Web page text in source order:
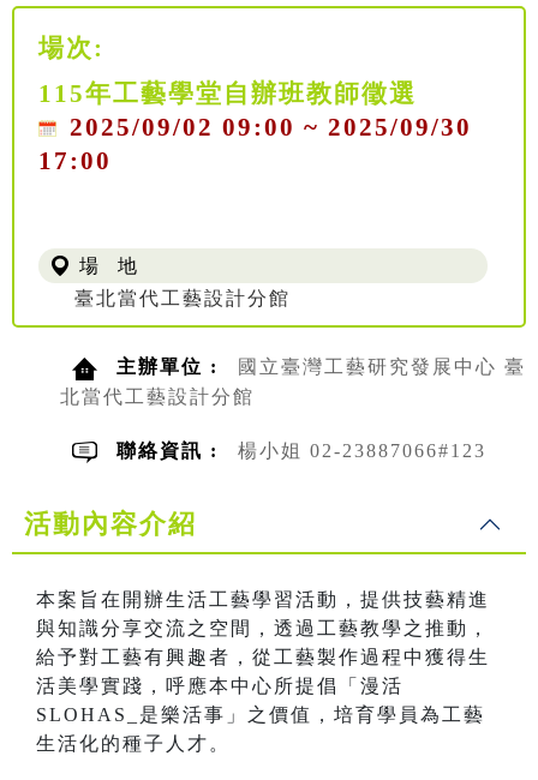
場次:
115年工藝學堂自辦班教師徵選
2025/09/02 09:00 ~ 2025/09/30
17:00
場 地
臺北當代工藝設計分館
主辦單位 :
國立臺灣工藝研究發展中心 臺
北當代工藝設計分館
聯絡資訊 : 楊小姐 02-23887066#123
活動內容介紹
本案旨在開辦生活工藝學習活動，提供技藝精進
與知識分享交流之空間，透過工藝教學之推動，
給予對工藝有興趣者，從工藝製作過程中獲得生
活美學實踐，呼應本中心所提倡「漫活
SLOHAS_是樂活事」之價值，培育學員為工藝
生活化的種子人才。